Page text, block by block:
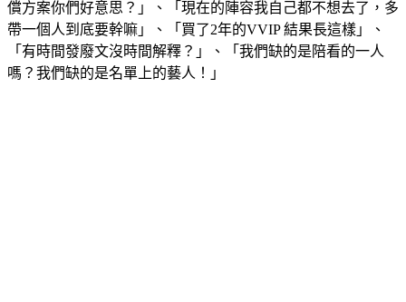
償方案你們好意思？」、「現在的陣容我自己都不想去了，多
帶一個人到底要幹嘛」、「買了2年的VVIP 結果長這樣」、
「有時間發廢文沒時間解釋？」、「我們缺的是陪看的一人
嗎？我們缺的是名單上的藝人！」